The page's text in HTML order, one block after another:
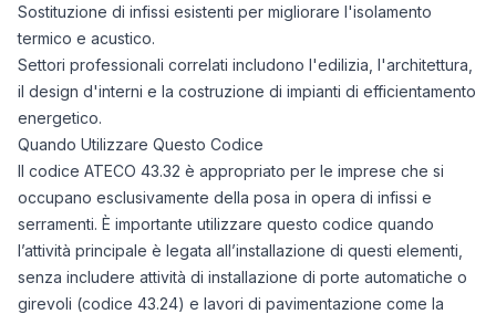
Sostituzione di infissi esistenti per migliorare l'isolamento
termico e acustico.
Settori professionali correlati includono l'edilizia, l'architettura,
il design d'interni e la costruzione di impianti di efficientamento
energetico.
Quando Utilizzare Questo Codice
Il codice ATECO 43.32 è appropriato per le imprese che si
occupano esclusivamente della posa in opera di infissi e
serramenti. È importante utilizzare questo codice quando
l’attività principale è legata all’installazione di questi elementi,
senza includere attività di installazione di porte automatiche o
girevoli (codice 43.24) e lavori di pavimentazione come la